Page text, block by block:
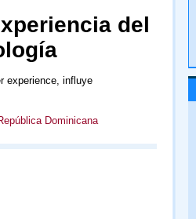
del
experience, influye
Dominicana